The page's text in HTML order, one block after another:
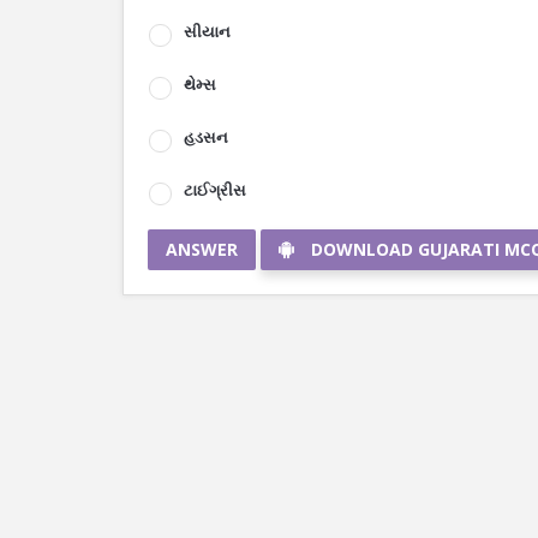
સીયાન
થેમ્સ
હડસન
ટાઈગ્રીસ
ANSWER DOWNLOAD GUJARATI